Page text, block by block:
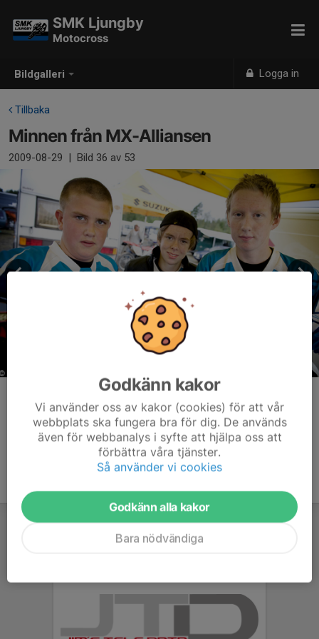
Bildgalleri Logga in
SMK Ljungby
Motocross
Tillbaka
Minnen från MX-Alliansen
2009-08-29 | Bild 36 av 53
Godkänn kakor
Vi använder oss av kakor (cookies) för att vår
webbplats ska fungera bra för dig. De används
även för webbanalys i syfte att hjälpa oss att
förbättra våra tjänster.
Så använder vi cookies
Godkänn alla kakor
Bara nödvändiga